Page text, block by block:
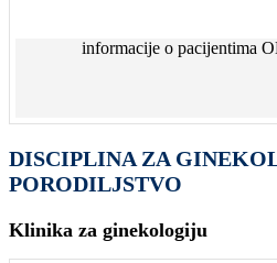
informacije o pacijentima
DISCIPLINA ZA
PORODILJSTVO
Klinika za ginekologiju